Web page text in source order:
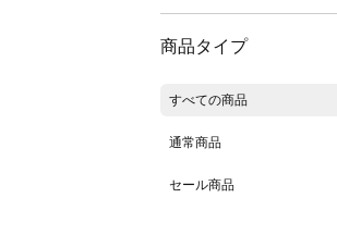
商品タイプ
すべての商品
通常商品
セール商品